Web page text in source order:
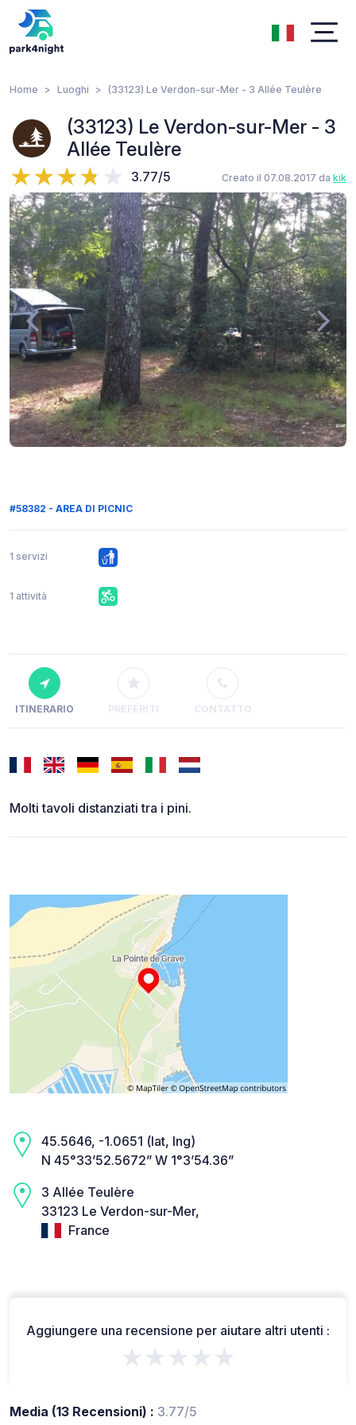
Home Luoghi (33123) Le Verdon-sur-Mer - 3 Allée Teulère
(33123) Le Verdon-sur-Mer - 3
Allée Teulère
3.77/5 Creato il 07.08.2017 da kik
#58382 - AREA DI PICNIC
1 servizi
1 attività
ITINERARIO PREFERITI CONTATTO
Molti tavoli distanziati tra i pini.
45.5646, -1.0651 (lat, lng)
N 45°33’52.5672” W 1°3’54.36”
3 Allée Teulère
33123 Le Verdon-sur-Mer,
France
Aggiungere una recensione per aiutare altri utenti :
★★★★★
Media (13 Recensioni) : 3.77/5